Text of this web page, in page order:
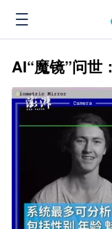
AI“魔镜”问世